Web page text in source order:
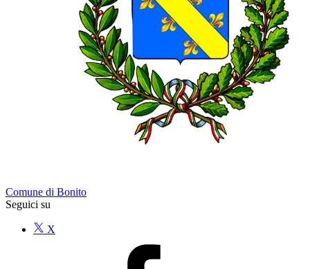
Comune di Bonito
Seguici su
X